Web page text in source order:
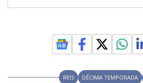
REIS DÉCIMA TEMPORADA